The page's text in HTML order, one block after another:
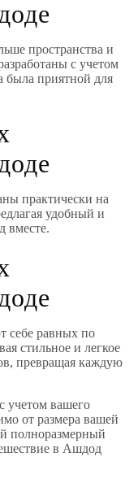
пространства и
с учетом
была приятной для
практически на
удобный и
вместе.
себе равных по
стильное и легкое
превращая каждую
учетом вашего
от размера вашей
полноразмерный
в Ашдод